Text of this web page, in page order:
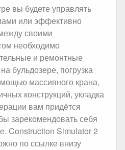
вы будете управлять
или эффективно
своими
необходимо
и ремонтные
бульдозере, погрузка
массивного крана,
конструкций, укладка
вам придётся
зарекомендовать себя
Construction Simulator 2
по ссылке внизу